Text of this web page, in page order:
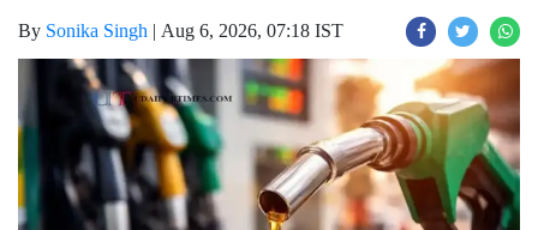
By Sonika Singh | Aug 6, 2026, 07:18 IST